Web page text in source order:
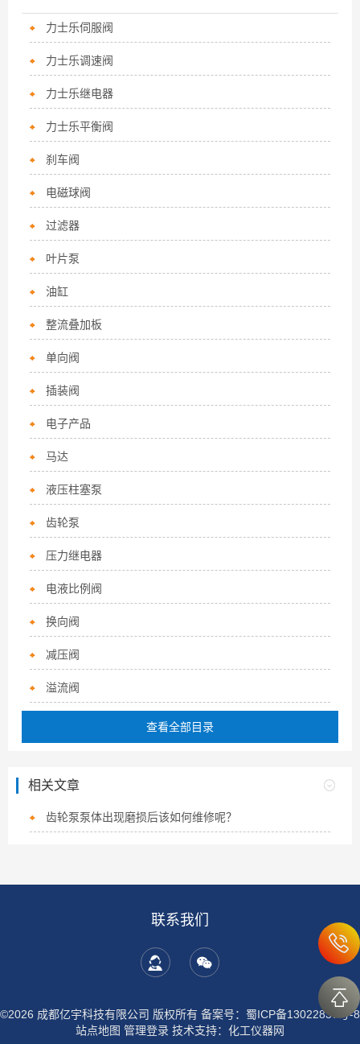
力士乐伺服阀
力士乐调速阀
力士乐继电器
力士乐平衡阀
刹车阀
电磁球阀
过滤器
叶片泵
油缸
整流叠加板
单向阀
插装阀
电子产品
马达
液压柱塞泵
齿轮泵
压力继电器
电液比例阀
换向阀
减压阀
溢流阀
查看全部目录
相关文章
齿轮泵泵体出现磨损后该如何维修呢？
联系我们
©2026 成都亿宇科技有限公司 版权所有 备案号：蜀ICP备13022837号-8
站点地图 管理登录 技术支持： 化工仪器网